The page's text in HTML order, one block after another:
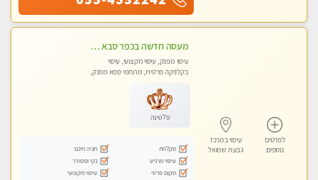
לפרטים
נוספים
עיסוי במרכז
גבעת שמואל
מעסה חדשה בכפר סבא כל סוגי העיסויים מעסה מקצועית ואיכותית פרטי!!!מומלץ לחלוטין!! ללא מין !
עיסוי מפנק, עיסוי מקצועי, עיסוי
בקלניקה פרטית, מתחמי ספא מפנק,
פלטינה
מקלחת
חניה חינם
עיסוי מרגיע
נקי ומסודר
מקום פרטי
עיסוי מקצועי